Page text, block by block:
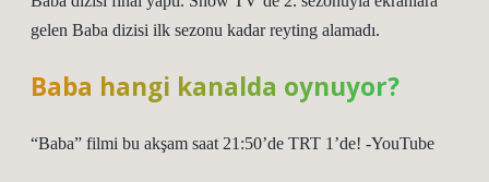
gelen Baba dizisi ilk sezonu kadar reyting alamadı.
Baba hangi kanalda oynuyor?
“Baba” filmi bu akşam saat 21:50’de TRT 1’de! -YouTube